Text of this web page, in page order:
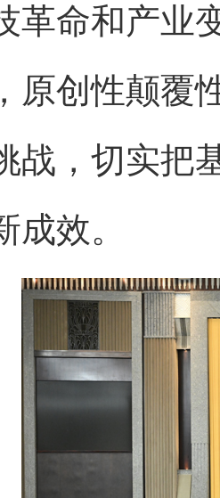
革命和产业
原创性颠覆
战，切实把
成效。